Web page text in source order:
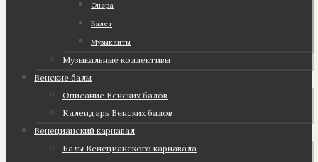
Опера
Балет
Музыканты
Музыкальные коллективы
Венские балы
Описание Венских балов
Календарь Венских балов
Венецианский карнавал
Балы Венецианского карнавала